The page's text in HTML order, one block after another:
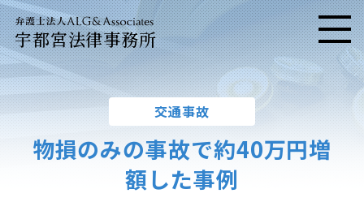
宇都宮法律事務所 メニ
交通事故
物損のみの事故で約40万円増
額した事例